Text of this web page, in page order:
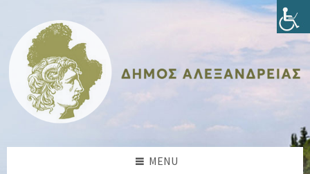
content
sidebar
sidebar
footer
MENU